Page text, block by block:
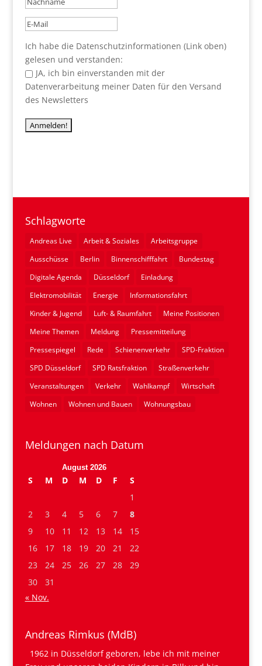
Ich habe die Datenschutzinformationen (Link oben)
gelesen und verstanden:
JA, ich bin einverstanden mit der
Datenverarbeitung meiner Daten für den Versand
des Newsletters
Schlagworte
Andreas Live Arbeit & Soziales
Arbeitsgruppe
Ausschüsse
Berlin Binnenschifffahrt
Bundestag
Digitale Agenda
Düsseldorf
Einladung
Elektromobilität
Energie
Informationsfahrt
Kinder & Jugend
Luft- & Raumfahrt
Meine Positionen
Meine Themen
Meldung
Pressemitteilung
Pressespiegel
Rede Schienenverkehr
SPD-Fraktion
SPD Düsseldorf
SPD Ratsfraktion
Straßenverkehr
Veranstaltungen
Verkehr Wahlkampf
Wirtschaft
Wohnen
Wohnen und Bauen Wohnungsbau
Meldungen nach Datum
August 2026
S M D M D F
S
1
2
3 4 5 6 7
8
9
10 11 12 13 14
15
16
17 18 19 20 21
22
23
24 25 26 27 28
29
30
31
« Nov.
Andreas Rimkus (MdB)
1962 in Düsseldorf geboren, lebe ich mit meiner